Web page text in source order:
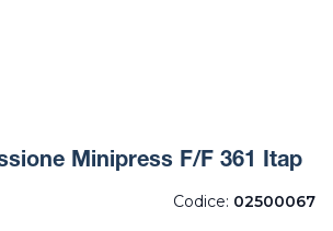
Minipress F/F 361 Itap
Codice: 02500067